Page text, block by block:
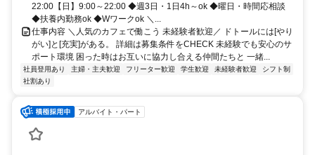
22:00【日】9:00～22:00 ◆週3日・1日4h～ok ◆曜日・時間応相談
◆扶養内勤務ok ◆Wワークok ＼...
仕事内容 ＼人気のカフェで働こう 未経験者歓迎／ ドトールには[やり
がい]と[充実]がある。 詳細は募集条件をCHECK 未経験でも安心のサ
ポート環境 困った時はお互いに協力し合える仲間たちと 一緒...
社員登用あり 主婦・主夫歓迎 フリーター歓迎 学生歓迎 未経験者歓迎
シフト制
社割あり
アルバイト・パート